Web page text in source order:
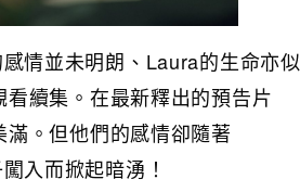
情並未明朗、Laura的生命亦似
續集。在最新釋出的預告片
。但他們的感情卻隨著
入而掀起暗湧！